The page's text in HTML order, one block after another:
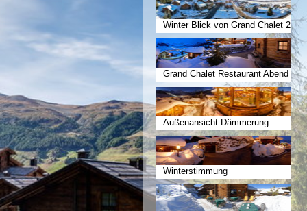
Winter Blick von Grand Chalet 2
Grand Chalet Restaurant Abend
Außenansicht Dämmerung
Winterstimmung